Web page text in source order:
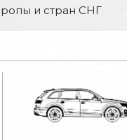
и стран СНГ